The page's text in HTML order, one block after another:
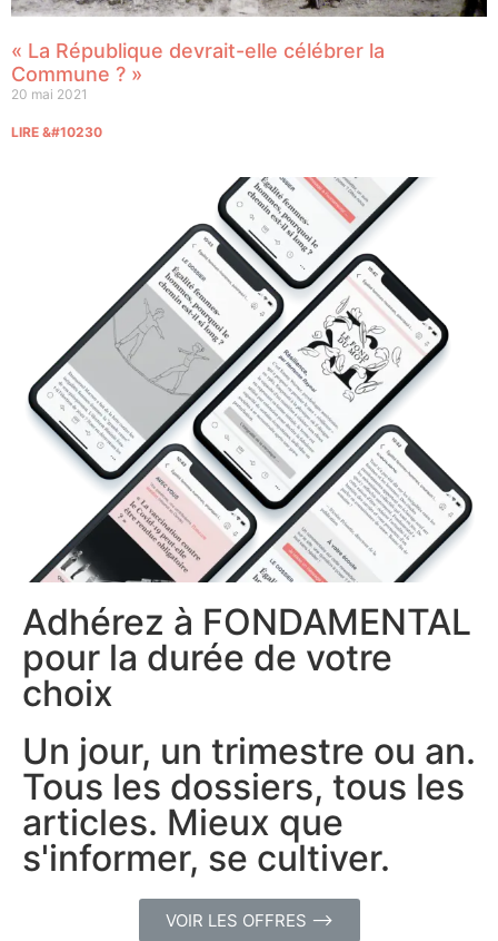
« La République devrait-elle célébrer la
Commune ? »
20 mai 2021
LIRE &#10230
Adhérez à FONDAMENTAL
pour la durée de votre
choix
Un jour, un trimestre ou an.
Tous les dossiers, tous les
articles. Mieux que
s'informer, se cultiver.
VOIR LES OFFRES ⟶